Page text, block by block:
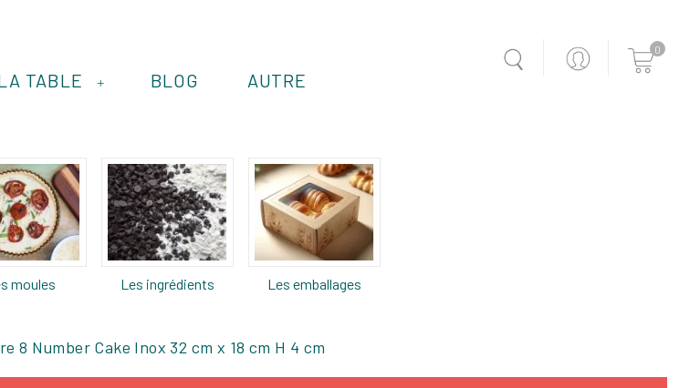
0
+
TABLE BLOG AUTRE
moules Les ingrédients Les emballages
8 Number Cake Inox 32 cm x 18 cm H 4 cm